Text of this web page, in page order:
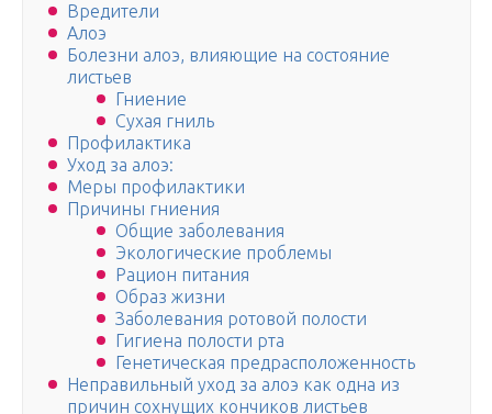
Вредители
Алоэ
Болезни алоэ, влияющие на состояние
листьев
Гниение
Сухая гниль
Профилактика
Уход за алоэ:
Меры профилактики
Причины гниения
Общие заболевания
Экологические проблемы
Рацион питания
Образ жизни
Заболевания ротовой полости
Гигиена полости рта
Генетическая предрасположенность
Неправильный уход за алоэ как одна из
причин сохнущих кончиков листьев